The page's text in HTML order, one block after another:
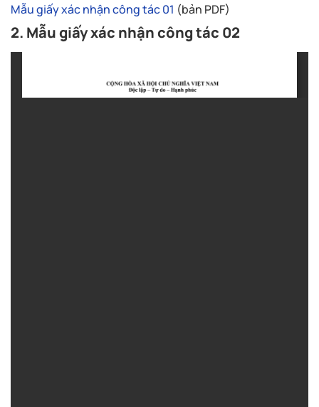
Mẫu giấy xác nhận công tác 01 (bản PDF)
2. Mẫu giấy xác nhận công tác 02